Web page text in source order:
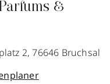
&
2, 76646 Bruchsal